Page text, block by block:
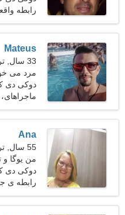
رابطه
Mateus
33 سال, ترازو
مرد می
ملاقات کند 25-
دوکی دی
ماجراهای،
Ana
55 سال, ترازو
من یوگا و
ترجیح می
دوکی دی
رابطه ی